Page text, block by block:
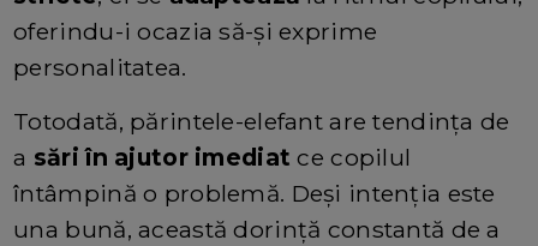
oferindu-i ocazia să-și exprime
personalitatea.
Totodată, părintele-elefant are tendința de
a sări în ajutor imediatce copilul
întâmpină o problemă. Deși intenția este
una bună, această dorință constantă de a